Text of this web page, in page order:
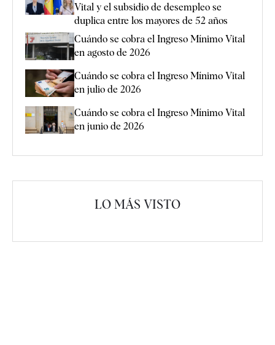
Vital y el subsidio de desempleo se
duplica entre los mayores de 52 años
Cuándo se cobra el Ingreso Mínimo Vital
en agosto de 2026
Cuándo se cobra el Ingreso Mínimo Vital
en julio de 2026
Cuándo se cobra el Ingreso Mínimo Vital
en junio de 2026
LO MÁS VISTO